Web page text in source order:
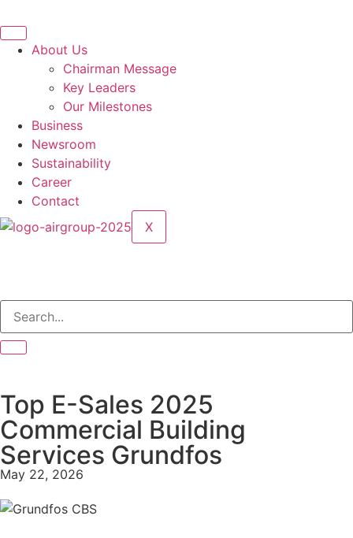
About Us
Chairman Message
Key Leaders
Our Milestones
Business
Newsroom
Sustainability
Career
Contact
X
Top E-Sales 2025
Commercial Building
Services Grundfos
May 22, 2026